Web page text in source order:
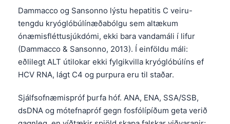
(Dammacco & Sansonno, 2013). Í einföldu máli:
eðlilegt ALT útilokar ekki fylgikvilla kryóglóbúlíns ef
HCV RNA, lágt C4 og purpura eru til staðar.
Sjálfsofnæmispróf þurfa hóf. ANA, ENA, SSA/SSB,
dsDNA og mótefnapróf gegn fosfólípíðum geta verið
gagnleg, en víðtækir spjöld skapa falskar viðvaranir;
okkar
sjálfsofnæmissnið takmarkastleiðarvísir
útskýrir hvers vegna pöntun sem beinist að
einkennum er oft betri en „veiðiferð“.
简体中文
فارسی
Български
Dansk
Nederlands
हिन्दी
Bahasa Indonesia